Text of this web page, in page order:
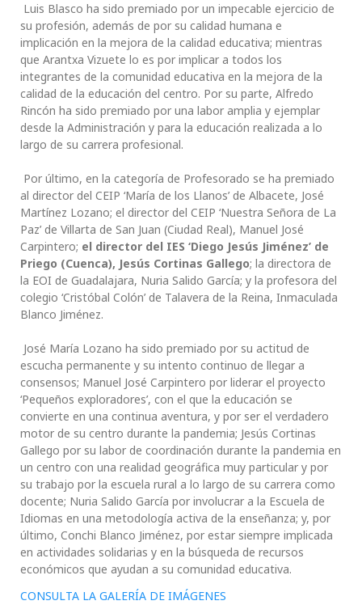
Luis Blasco ha sido premiado por un impecable ejercicio de
su profesión, además de por su calidad humana e
implicación en la mejora de la calidad educativa; mientras
que Arantxa Vizuete lo es por implicar a todos los
integrantes de la comunidad educativa en la mejora de la
calidad de la educación del centro. Por su parte, Alfredo
Rincón ha sido premiado por una labor amplia y ejemplar
desde la Administración y para la educación realizada a lo
largo de su carrera profesional.
Por último, en la categoría de Profesorado se ha premiado
al director del CEIP ‘María de los Llanos’ de Albacete, José
Martínez Lozano; el director del CEIP ‘Nuestra Señora de La
Paz’ de Villarta de San Juan (Ciudad Real), Manuel José
Carpintero; el director del IES ‘Diego Jesús Jiménez’ de
Priego (Cuenca), Jesús Cortinas Gallego; la directora de
la EOI de Guadalajara, Nuria Salido García; y la profesora del
colegio ‘Cristóbal Colón’ de Talavera de la Reina, Inmaculada
Blanco Jiménez.
José María Lozano ha sido premiado por su actitud de
escucha permanente y su intento continuo de llegar a
consensos; Manuel José Carpintero por liderar el proyecto
‘Pequeños exploradores’, con el que la educación se
convierte en una continua aventura, y por ser el verdadero
motor de su centro durante la pandemia; Jesús Cortinas
Gallego por su labor de coordinación durante la pandemia en
un centro con una realidad geográfica muy particular y por
su trabajo por la escuela rural a lo largo de su carrera como
docente; Nuria Salido García por involucrar a la Escuela de
Idiomas en una metodología activa de la enseñanza; y, por
último, Conchi Blanco Jiménez, por estar siempre implicada
en actividades solidarias y en la búsqueda de recursos
económicos que ayudan a su comunidad educativa.
CONSULTA LA GALERÍA DE IMÁGENES